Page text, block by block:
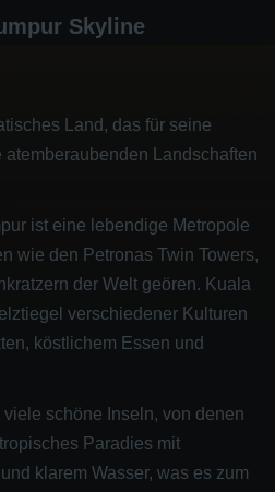
Skyline
Land, das für seine
Landschaften
ist eine lebendige Metropole
wie den Petronas Twin Towers,
der Welt geören. Kuala
verschiedener Kulturen
köstlichem Essen und
schöne Inseln, von denen
Paradies mit
klarem Wasser, was es zum